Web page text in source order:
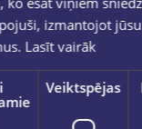
€17.95
izmantojot jūsu
Lasīt vairāk
Veiktspējas